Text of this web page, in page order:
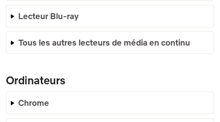
Lecteur Blu-ray
Tous les autres lecteurs de média en continu
Ordinateurs
Chrome